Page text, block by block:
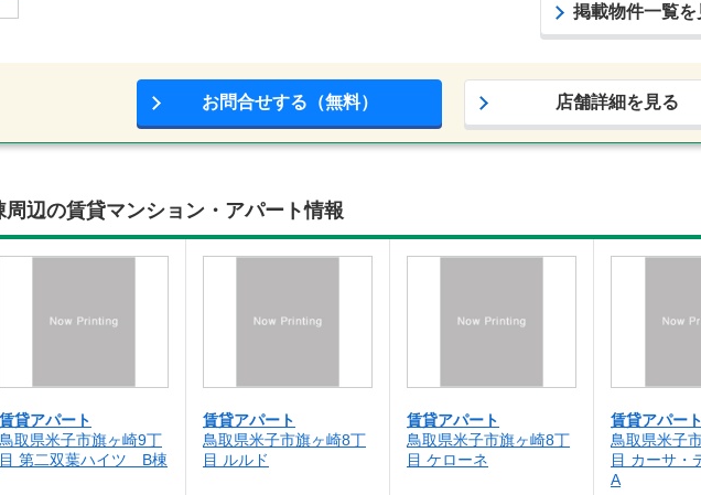
掲載物件一覧を
お問合せする（無料） 店舗詳細を見る
辺の賃貸マンション・アパート情報
賃貸アパート
鳥取県米子市旗ヶ崎9丁
目 第二双葉ハイツ B棟
賃貸アパート
鳥取県米子市旗ヶ崎8丁
目 ルルド
賃貸アパート
鳥取県米子市旗ヶ崎8丁
目 ケローネ
賃貸アパート
鳥取県米子
目 カーサ・
A